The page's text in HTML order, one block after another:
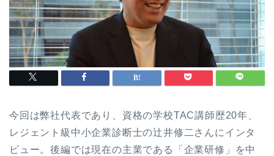
今回は弊社代表であり、資格の学校TAC講師歴20年、
レジェント級中小企業診断士の辻井修二さんにインタ
ビュー。後編では現在の主業である「企業研修」を中